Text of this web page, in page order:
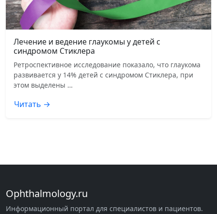
Лечение и ведение глаукомы у детей с
синдромом Стиклера
Ретроспективное исследование показало, что глаукома
развивается у 14% детей с синдромом Стиклера, при
этом выделены …
Читать →
Ophthalmology.ru
Информационный портал для специалистов и пациентов.